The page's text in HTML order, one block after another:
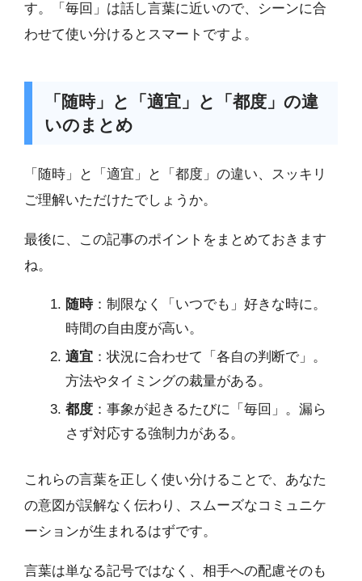
す。「毎回」は話し言葉に近いので、シーンに合
わせて使い分けるとスマートですよ。
「随時」と「適宜」と「都度」の違
いのまとめ
「随時」と「適宜」と「都度」の違い、スッキリ
ご理解いただけたでしょうか。
最後に、この記事のポイントをまとめておきます
ね。
随時：制限なく「いつでも」好きな時に。
時間の自由度が高い。
適宜 ：状況に合わせて「各自の判断で」。
方法やタイミングの裁量がある。
都度 ：事象が起きるたびに「毎回」。漏ら
さず対応する強制力がある。
これらの言葉を正しく使い分けることで、あなた
の意図が誤解なく伝わり、スムーズなコミュニケ
ーションが生まれるはずです。
言葉は単なる記号ではなく、相手への配慮そのも